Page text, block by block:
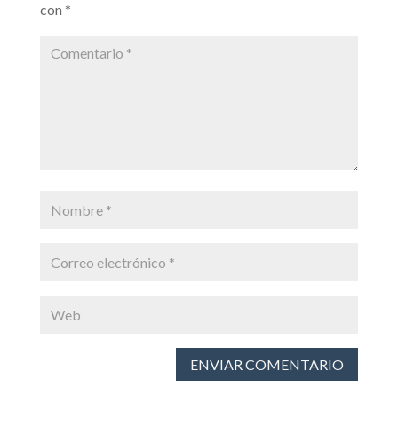
con *
ENVIAR COMENTARIO